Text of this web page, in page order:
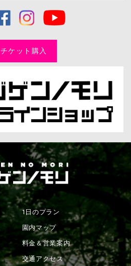
チケット購入
1日のプラン
園内マップ
料金＆営業案内
交通アクセス